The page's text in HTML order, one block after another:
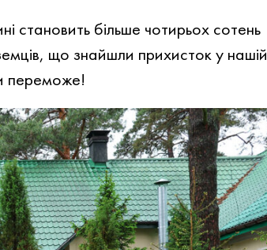
становить більше чотирьох сотень
що знайшли прихисток у нашій
переможе!